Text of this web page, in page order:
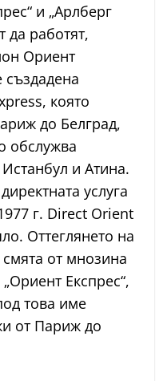
и „Арлберг
да работят,
Ориент
създадена
която
до Белград,
обслужва
и Атина.
услуга
г. Direct Orient
Оттеглянето на
от мнозина
Експрес“,
това име
от Париж до